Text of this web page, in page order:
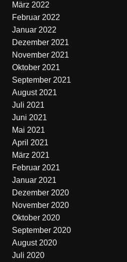
März 2022
Februar 2022
Januar 2022
Dezember 2021
November 2021
Oktober 2021
September 2021
August 2021
Juli 2021
Juni 2021
Mai 2021
April 2021
März 2021
Februar 2021
Januar 2021
Dezember 2020
November 2020
Oktober 2020
September 2020
August 2020
Juli 2020